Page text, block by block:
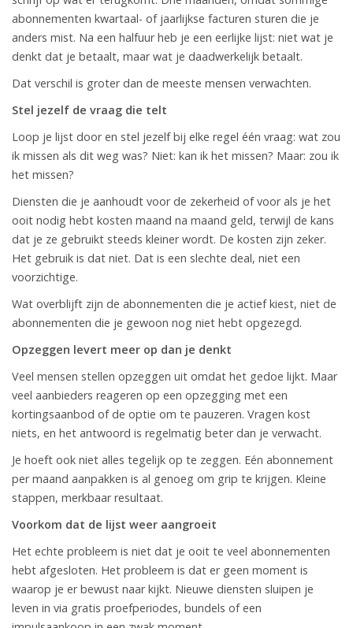
abonnementen kwartaal- of jaarlijkse facturen sturen die je
anders mist. Na een halfuur heb je een eerlijke lijst: niet wat je
denkt dat je betaalt, maar wat je daadwerkelijk betaalt.
Dat verschil is groter dan de meeste mensen verwachten.
Stel jezelf de vraag die telt
Loop je lijst door en stel jezelf bij elke regel één vraag: wat zou
ik missen als dit weg was? Niet: kan ik het missen? Maar: zou ik
het missen?
Diensten die je aanhoudt voor de zekerheid of voor als je het
ooit nodig hebt kosten maand na maand geld, terwijl de kans
dat je ze gebruikt steeds kleiner wordt. De kosten zijn zeker.
Het gebruik is dat niet. Dat is een slechte deal, niet een
voorzichtige.
Wat overblijft zijn de abonnementen die je actief kiest, niet de
abonnementen die je gewoon nog niet hebt opgezegd.
Opzeggen levert meer op dan je denkt
Veel mensen stellen opzeggen uit omdat het gedoe lijkt. Maar
veel aanbieders reageren op een opzegging met een
kortingsaanbod of de optie om te pauzeren. Vragen kost
niets, en het antwoord is regelmatig beter dan je verwacht.
Je hoeft ook niet alles tegelijk op te zeggen. Eén abonnement
per maand aanpakken is al genoeg om grip te krijgen. Kleine
stappen, merkbaar resultaat.
Voorkom dat de lijst weer aangroeit
Het echte probleem is niet dat je ooit te veel abonnementen
hebt afgesloten. Het probleem is dat er geen moment is
waarop je er bewust naar kijkt. Nieuwe diensten sluipen je
leven in via gratis proefperiodes, bundels of een